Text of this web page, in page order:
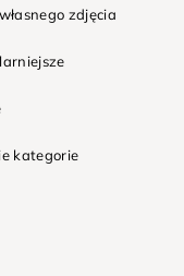
zdjęcia
kategorie